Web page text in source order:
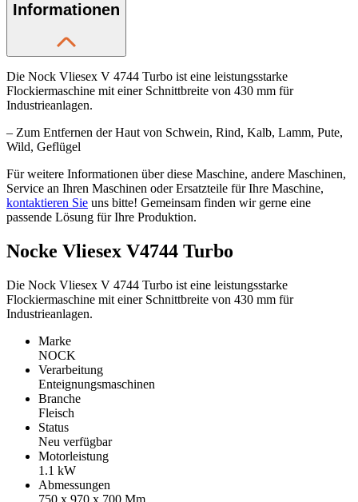
Informationen
Die Nock Vliesex V 4744 Turbo ist eine leistungsstarke
Flockiermaschine mit einer Schnittbreite von 430 mm für
Industrieanlagen.
– Zum Entfernen der Haut von Schwein, Rind, Kalb, Lamm, Pute,
Wild, Geflügel
Für weitere Informationen über diese Maschine, andere Maschinen,
Service an Ihren Maschinen oder Ersatzteile für Ihre Maschine,
kontaktieren Sie uns bitte! Gemeinsam finden wir gerne eine
passende Lösung für Ihre Produktion.
Nocke Vliesex V4744 Turbo
Die Nock Vliesex V 4744 Turbo ist eine leistungsstarke
Flockiermaschine mit einer Schnittbreite von 430 mm für
Industrieanlagen.
Marke
NOCK
Verarbeitung
Enteignungsmaschinen
Branche
Fleisch
Status
Neu verfügbar
Motorleistung
1.1 kW
Abmessungen
750 x 970 x 700 Mm